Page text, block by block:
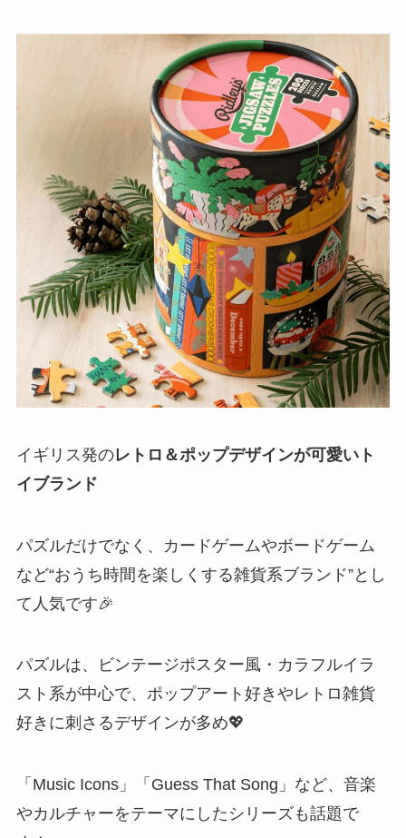
イギリス発のレトロ＆ポップデザインが可愛いト
イブランド
パズルだけでなく、カードゲームやボードゲーム
など“おうち時間を楽しくする雑貨系ブランド”とし
て人気です🎉
パズルは、ビンテージポスター風・カラフルイラ
スト系が中心で、ポップアート好きやレトロ雑貨
好きに刺さるデザインが多め💖
「Music Icons」「Guess That Song」など、音楽
やカルチャーをテーマにしたシリーズも話題で